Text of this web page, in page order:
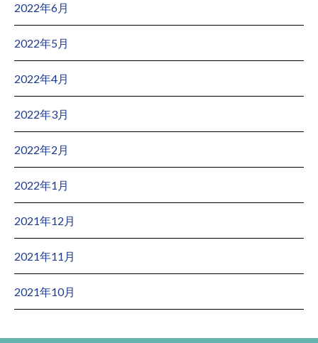
2022年6月
2022年5月
2022年4月
2022年3月
2022年2月
2022年1月
2021年12月
2021年11月
2021年10月